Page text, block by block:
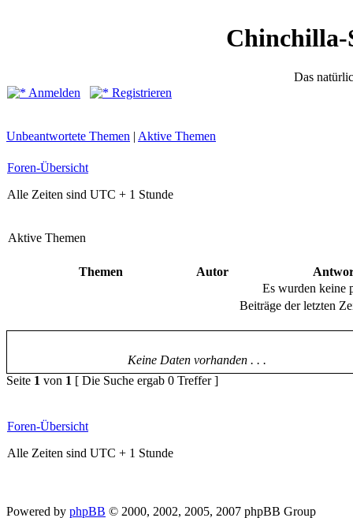
Chinchilla-
Das
Anmelden
Registrieren
Unbeantwortete Themen | Aktive Themen
Foren-Übersicht
Alle Zeiten sind UTC + 1 Stunde
Aktive Themen
Themen Autor
Es wurden keine
Beiträge der letzten
Keine Daten vorhanden . . .
Seite 1 von 1 [ Die Suche ergab 0 Treffer ]
Foren-Übersicht
Alle Zeiten sind UTC + 1 Stunde
Powered by phpBB © 2000, 2002, 2005, 2007 phpBB Group